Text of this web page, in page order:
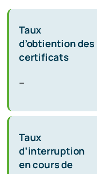
Taux
d’obtiention des
certificats
–
Taux
d’interruption
en cours de